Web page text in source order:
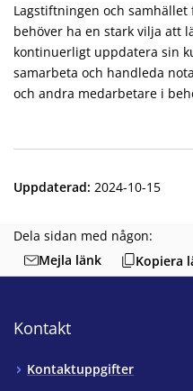
Lagstiftningen och
behöver ha en stark vilja att
kontinuerligt uppdatera sin
samarbeta och handleda
och andra medarbetare i
Uppdaterad: 2024-10-15
Dela sidan med någon:
Mejla länk
Kopiera
Kontakt
Kontaktuppgifter